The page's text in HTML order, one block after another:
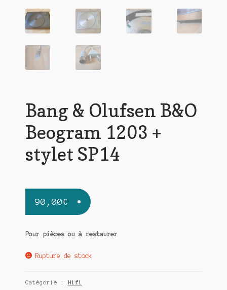
Bang & Olufsen B&O
Beogram 1203 +
stylet SP14
90,00€
Pour pièces ou à restaurer
Rupture de stock
Catégorie : Hifi